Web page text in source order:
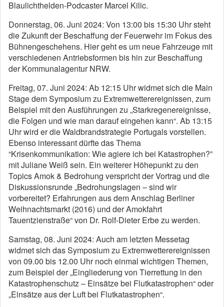
Blaulichthelden-Podcaster Marcel Kilic.
Donnerstag, 06. Juni 2024: Von 13:00 bis 15:30 Uhr steht
die Zukunft der Beschaffung der Feuerwehr im Fokus des
Bühnengeschehens. Hier geht es um neue Fahrzeuge mit
verschiedenen Antriebsformen bis hin zur Beschaffung
der Kommunalagentur NRW.
Freitag, 07. Juni 2024: Ab 12:15 Uhr widmet sich die Main
Stage dem Symposium zu Extremwetterereignissen, zum
Beispiel mit den Ausführungen zu „Starkregenereignisse,
die Folgen und wie man darauf eingehen kann“. Ab 13:15
Uhr wird er die Waldbrandstrategie Portugals vorstellen.
Ebenso interessant dürfte das Thema
“Krisenkommunikation: Wie agiere ich bei Katastrophen?”
mit Juliane Weiß sein. Ein weiterer Höhepunkt zu den
Topics Amok & Bedrohung verspricht der Vortrag und die
Diskussionsrunde „Bedrohungslagen – sind wir
vorbereitet? Erfahrungen aus dem Anschlag Berliner
Weihnachtsmarkt (2016) und der Amokfahrt
Tauentzienstraße“ von Dr. Rolf-Dieter Erbe zu werden.
Samstag, 08. Juni 2024: Auch am letzten Messetag
widmet sich das Symposium zu Extremwetterereignissen
von 09.00 bis 12.00 Uhr noch einmal wichtigen Themen,
zum Beispiel der „Eingliederung von Tierrettung in den
Katastrophenschutz – Einsätze bei Flutkatastrophen“ oder
„Einsätze aus der Luft bei Flutkatastrophen“.